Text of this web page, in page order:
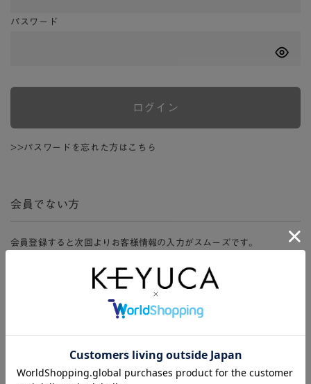
パスワード
ログイン
>>パスワードを忘れた方はこちら
会員でない方
会員登録すると次回よりお客様情報の入力がスムーズです。
ージ、購入履歴をご利用いただけます。